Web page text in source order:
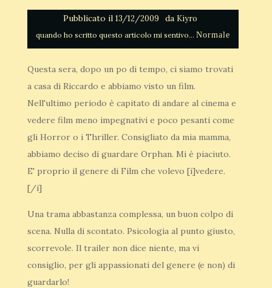
Pubblicato il 13/12/2009 da Kiyro
Normale
Questa sera, dopo un po di tempo, ci siamo trovati
a casa di Riccardo e abbiamo visto un film.
Nell'ultimo periodo è capitato di andare al cinema e
vedere film meno impegnativi e poco pesanti come
gli Horror o i Thriller. Consigliato da mia mamma,
abbiamo deciso di guardare Orphan. Mi è piaciuto.
E' proprio il genere di Film che volevo [i]vedere.
[/i]
Una trama abbastanza complessa, un buon colpo di
scena. Nulla di scontato. Psicologia al punto giusto,
scorrevole. Il trailer non dice niente, ma vi
consiglio, per gli appassionati del genere (e non) di
guardarlo!